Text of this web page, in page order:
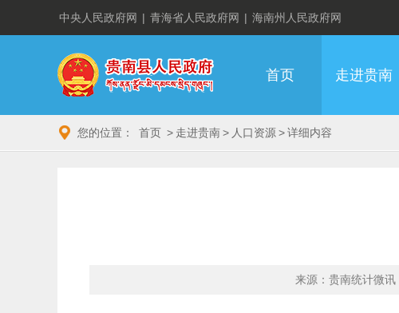
中央人民政府网 | 青海省人民政府网 | 海南州人民政府网
首页 走进贵南
您的位置： 首页 > 走进贵南> 人口资源>详细内容
来源：贵南统计微讯